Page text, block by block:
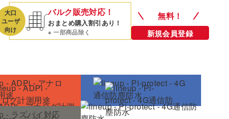
大口
ユーザ
向け
バルク販売対応！
おまとめ購入割引あり！
※ 一部商品除く
無料！
新規会員登録